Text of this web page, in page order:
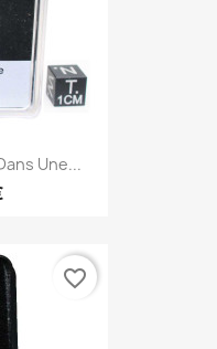
Une...
favorite_border